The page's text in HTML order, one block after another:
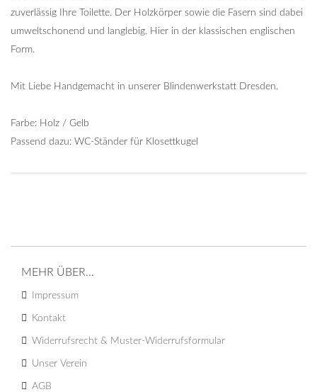
zuverlässig Ihre Toilette. Der Holzkörper sowie die Fasern sind dabei
umweltschonend und langlebig. Hier in der klassischen englischen
Form.
Mit Liebe Handgemacht in unserer Blindenwerkstatt Dresden.
Farbe: Holz / Gelb
Passend dazu: WC-Ständer für Klosettkugel
MEHR ÜBER...
Impressum
Kontakt
Widerrufsrecht & Muster-Widerrufsformular
Unser Verein
AGB